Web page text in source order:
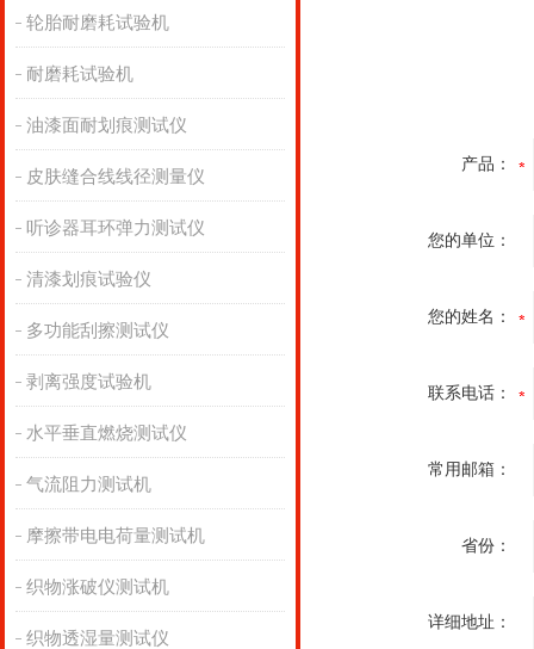
轮胎耐磨耗试验机
耐磨耗试验机
油漆面耐划痕测试仪
皮肤缝合线线径测量仪
听诊器耳环弹力测试仪
清漆划痕试验仪
多功能刮擦测试仪
剥离强度试验机
水平垂直燃烧测试仪
气流阻力测试机
摩擦带电电荷量测试机
织物涨破仪测试机
织物透湿量测试仪
产品：
您的单位：
您的姓名：
联系电话：
常用邮箱：
省份：
详细地址：